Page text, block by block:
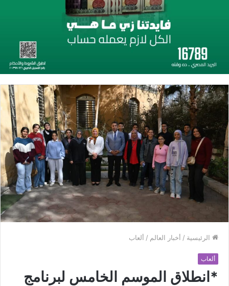
الرئيسية / أخبار العالم / ألعاب
ألعاب
*انطلاق الموسم الخامس لبرنامج